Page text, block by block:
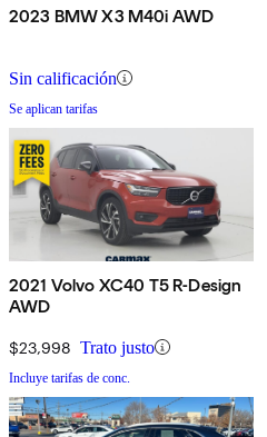
2023 BMW X3 M40i AWD
Sin calificación
Se aplican tarifas
2021 Volvo XC40 T5 R-Design
AWD
$23,998 Trato justo
Incluye tarifas de conc.